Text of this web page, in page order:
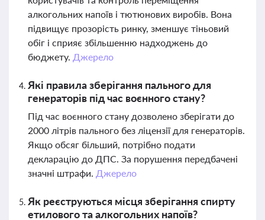
алкогольних напоїв і тютюнових виробів. Вона
підвищує прозорість ринку, зменшує тіньовий
обіг і сприяє збільшенню надходжень до
бюджету. Джерело
Які правила зберігання пального для
генераторів під час воєнного стану?
Під час воєнного стану дозволено зберігати до
2000 літрів пального без ліцензії для генераторів.
Якщо обсяг більший, потрібно подати
декларацію до ДПС. За порушення передбачені
значні штрафи. Джерело
Як реєструються місця зберігання спирту
етилового та алкогольних напоїв?